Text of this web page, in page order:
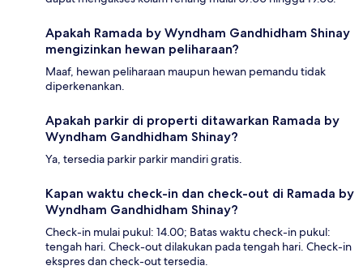
Apakah Ramada by Wyndham Gandhidham Shinay
mengizinkan hewan peliharaan?
Maaf, hewan peliharaan maupun hewan pemandu tidak
diperkenankan.
Apakah parkir di properti ditawarkan Ramada by
Wyndham Gandhidham Shinay?
Ya, tersedia parkir parkir mandiri gratis.
Kapan waktu check-in dan check-out di Ramada by
Wyndham Gandhidham Shinay?
Check-in mulai pukul: 14.00; Batas waktu check-in pukul:
tengah hari. Check-out dilakukan pada tengah hari. Check-in
ekspres dan check-out tersedia.